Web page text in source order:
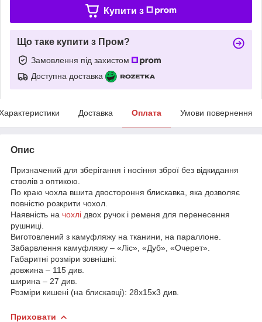
Купити з
Що таке купити з Пром?
Замовлення під захистом
Доступна доставка
Доставка Оплата Умови повернення
Опис
Призначений для зберігання і носіння зброї без відкидання
стволів з оптикою.
По краю чохла вшита двостороння блискавка, яка дозволяє
повністю розкрити чохол.
Наявність на чохлі двох ручок і ременя для перенесення
рушниці.
Виготовлений з камуфляжу на тканини, на параллоне.
Забарвлення камуфляжу – «Ліс», «Дуб», «Очерет».
Габаритні розміри зовнішні:
довжина – 115 див.
ширина – 27 див.
Розміри кишені (на блискавці): 28х15х3 див.
Приховати